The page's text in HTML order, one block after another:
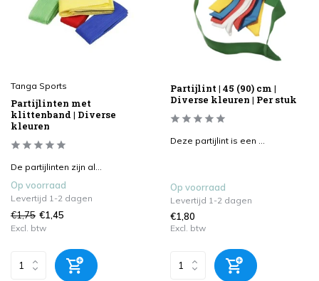
Tanga Sports
Partijlinten met
klittenband | Diverse
kleuren
De partijlinten zijn al...
Op voorraad
Levertijd 1-2 dagen
€1,75 €1,45
Excl. btw
Partijlint | 45 (90) cm |
Diverse kleuren | Per stuk
Deze partijlint is een ...
Op voorraad
Levertijd 1-2 dagen
€1,80
Excl. btw